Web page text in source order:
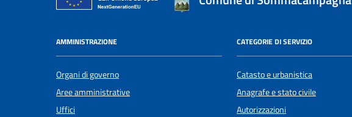
AMMINISTRAZIONE
Organi di governo
Aree amministrative
Uffici
CATEGORIE DI SERVIZIO
Catasto e urbanistica
Anagrafe e stato civile
Autorizzazioni